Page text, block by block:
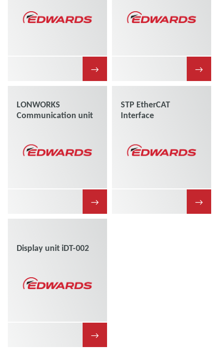
→ →
LONWORKS
Communication unit
→
STP EtherCAT
Interface
→
Display unit iDT-002
→